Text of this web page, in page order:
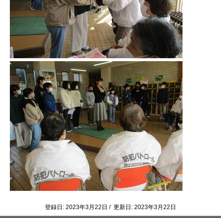
登録日: 2023年3月22日 / 更新日: 2023年3月22日